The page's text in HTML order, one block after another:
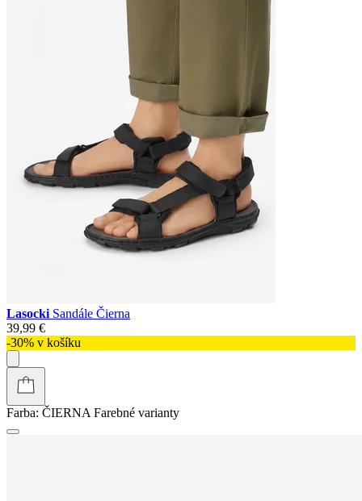
Lasocki Sandále Čierna
39,99 €
-30% v košíku
Farba: ČIERNA Farebné varianty